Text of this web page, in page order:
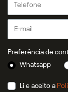
Preferência de
Whatsapp
Li e aceito a